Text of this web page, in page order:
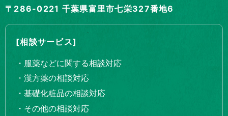
〒286-0221 千葉県富里市七栄327番地6
[相談サービス]
・服薬などに関する相談対応
・漢方薬の相談対応
・基礎化粧品の相談対応
・その他の相談対応